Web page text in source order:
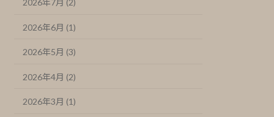
2026年7月 (2)
2026年6月 (1)
2026年5月 (3)
2026年4月 (2)
2026年3月 (1)